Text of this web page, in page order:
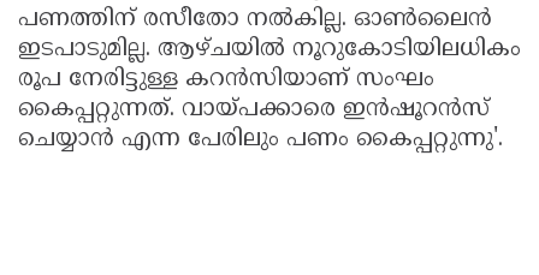
പണത്തിന്‌ രസീതോ നൽകില്ല. ഓൺലൈൻ
ഇടപാടുമില്ല. ആഴ്‌ചയിൽ നൂറുകോടിയിലധികം
രൂപ നേരിട്ടുള്ള കറൻസിയാണ്‌ സംഘം
കൈപ്പറ്റുന്നത്‌. വായ്‌പക്കാരെ ഇൻഷൂറൻസ്‌
ചെയ്യാൻ എന്ന പേരിലും പണം കൈപ്പറ്റുന്നു'.